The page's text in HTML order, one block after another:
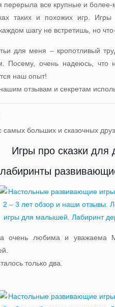
перерыла все крупные и
таких и похожих игр. Игры
шагу не встретишь, но
для меня – кропотливый
Посему, очень надеюсь,
наш опыт!
отзывам и секретам
самых больших и сказочных
Игры про сказки для
очень любима и
только два.